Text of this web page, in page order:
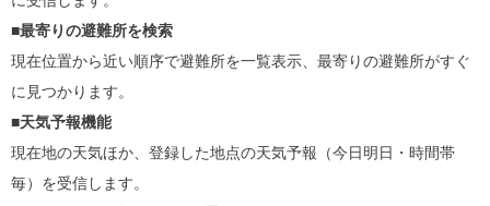
■最寄りの避難所を検索
現在位置から近い順序で避難所を一覧表示、最寄りの避難所がすぐ
に見つかります。
■天気予報機能
現在地の天気ほか、登録した地点の天気予報（今日明日・時間帯
毎）を受信します。